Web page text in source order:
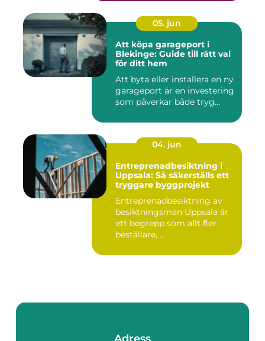
05. jun
Att köpa garageport i
Blekinge: Guide till rätt val
för ditt hem
Att byta eller installera en ny
garageport är en investering
som påverkar både tryg...
04. jun
Entreprenadbesiktning i
Uppsala: Så säkerställs ett
tryggare byggprojekt
Entreprenadbesiktning av
besiktningsman Uppsala är
ett begrepp som allt fler
beställare, ...